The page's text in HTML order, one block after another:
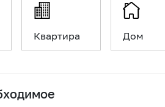
Квартира Дом